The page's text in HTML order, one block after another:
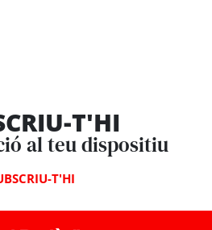
T'HI
al teu dispositiu
T'HI